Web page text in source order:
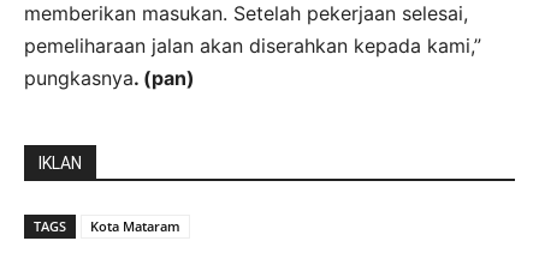
memberikan masukan. Setelah pekerjaan selesai,
pemeliharaan jalan akan diserahkan kepada kami,”
pungkasnya. (pan)
IKLAN
TAGS Kota Mataram